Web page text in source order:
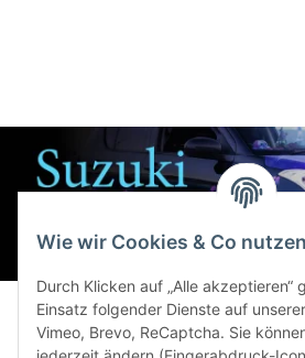
Wie wir Cookies & Co nutzen
Durch Klicken auf „Alle akzeptieren“
Einsatz folgender Dienste auf
Vimeo, Brevo, ReCaptcha. Sie